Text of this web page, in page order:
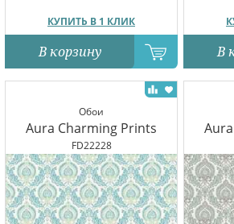
КУПИТЬ В 1 КЛИК
В корзину В
Обои
Aura Charming Prints
FD22228